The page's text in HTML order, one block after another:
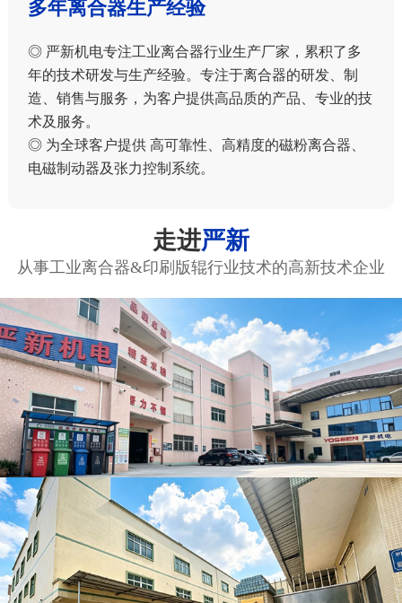
多年离合器生产经验
◎ 严新机电专注工业离合器行业生产厂家，累积了多
年的技术研发与生产经验。专注于离合器的研发、制
造、销售与服务，为客户提供高品质的产品、专业的技
术及服务。
◎ 为全球客户提供 高可靠性、高精度的磁粉离合器、
电磁制动器及张力控制系统。
走进严新
从事工业离合器&印刷版辊行业技术的高新技术企业